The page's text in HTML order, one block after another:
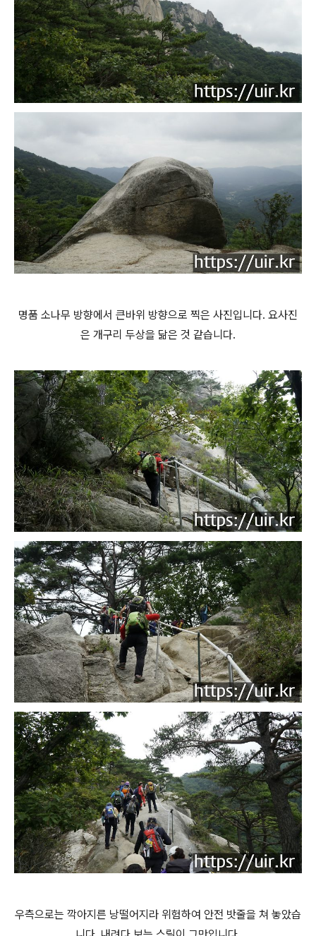
명품 소나무 방향에서 큰바위 방향으로 찍은 사진입니다. 요사진
은 개구리 두상을 닮은 것 같습니다.
우측으로는 깍아지른 낭떨어지라 위험하여 안전 밧줄을 쳐 놓았습